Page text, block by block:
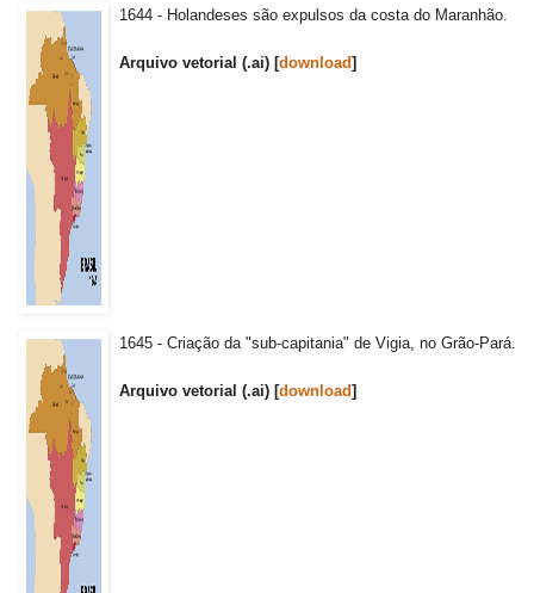
1644 - Holandeses são expulsos da costa do Maranhão.
Arquivo vetorial (.ai) [download]
1645 - Criação da "sub-capitania" de Vigia, no Grão-Pará.
Arquivo vetorial (.ai) [download]